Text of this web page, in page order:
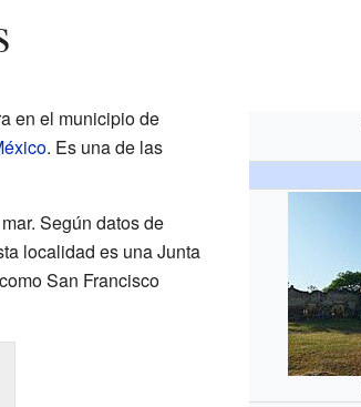
en el municipio de
. Es una de las
Según datos de
localidad es una Junta
San Francisco